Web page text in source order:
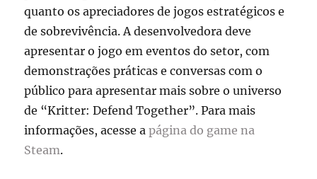
quanto os apreciadores de jogos estratégicos e
de sobrevivência. A desenvolvedora deve
apresentar o jogo em eventos do setor, com
demonstrações práticas e conversas com o
público para apresentar mais sobre o universo
de “Kritter: Defend Together”. Para mais
informações, acesse apágina do game na
Steam.